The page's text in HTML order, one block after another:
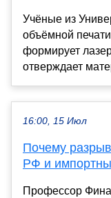
Учёные из
объёмной
формирует
отверждает
16:00, 15 Июл
Почему
РФ и
Профессор